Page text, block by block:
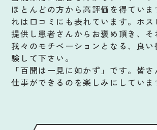
ほとんどの方から高評価を得ていま
れは口コミにも表れています。ホス
提供し患者さんからお褒め頂き、そ
我々のモチベーションとなる、良
験して下さい。
「百聞は一見に如かず」です。皆
仕事ができるのを楽しみにしていま